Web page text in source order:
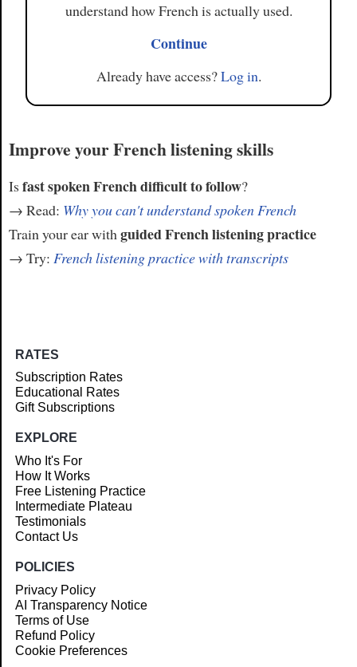
understand how French is actually used.
Continue
Already have access?Log in.
Improve your French listening skills
Isfast spoken French difficult to follow?
→ Read: Why you can't understand spoken French
Train your ear withguided French listening practice
→ Try: French listening practice with transcripts
RATES
Subscription Rates
Educational Rates
Gift Subscriptions
EXPLORE
Who It's For
How It Works
Free Listening Practice
Intermediate Plateau
Testimonials
Contact Us
POLICIES
Privacy Policy
AI Transparency Notice
Terms of Use
Refund Policy
Cookie Preferences